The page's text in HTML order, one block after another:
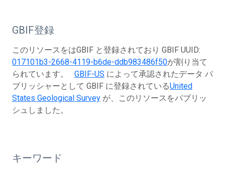
GBIF登録
このリソースをはGBIF と登録されており GBIF UUID:
017101b3-2668-4119-b6de-ddb983486f50が割り当て
られています。 GBIF-US によって承認されたデータ パ
ブリッシャーとして GBIF に登録されているUnited
States Geological Survey が、このリソースをパブリッ
シュしました。
キーワード